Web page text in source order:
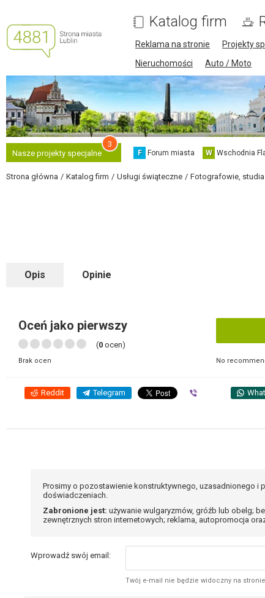
Katalog firm
Reklama na stronie Projekty
Nieruchomości
Auto / Moto
Nasze projekty specjalne
3
F Forum miasta W Wschodnia
Strona główna Katalog firm Usługi świąteczne Fotografowie,
Opis Opinie
Oceń jako pierwszy
(0 ocen)
Brak ocen No
Reddit Telegram
Prosimy o pozostawienie konstruktywnego, uzasadnionego
doświadczeniach.
Zabronione jest: używanie wulgaryzmów, gróźb lub obelg;
zewnętrznych stron internetowych; reklama, autopromocja
Wprowadź swój email:
Twój e-mail nie będzie widoczny na stronie